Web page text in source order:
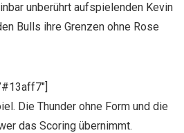
unberührt aufspielenden Kevin
Bulls ihre Grenzen ohne Rose
Die Thunder ohne Form und die
das Scoring übernimmt.